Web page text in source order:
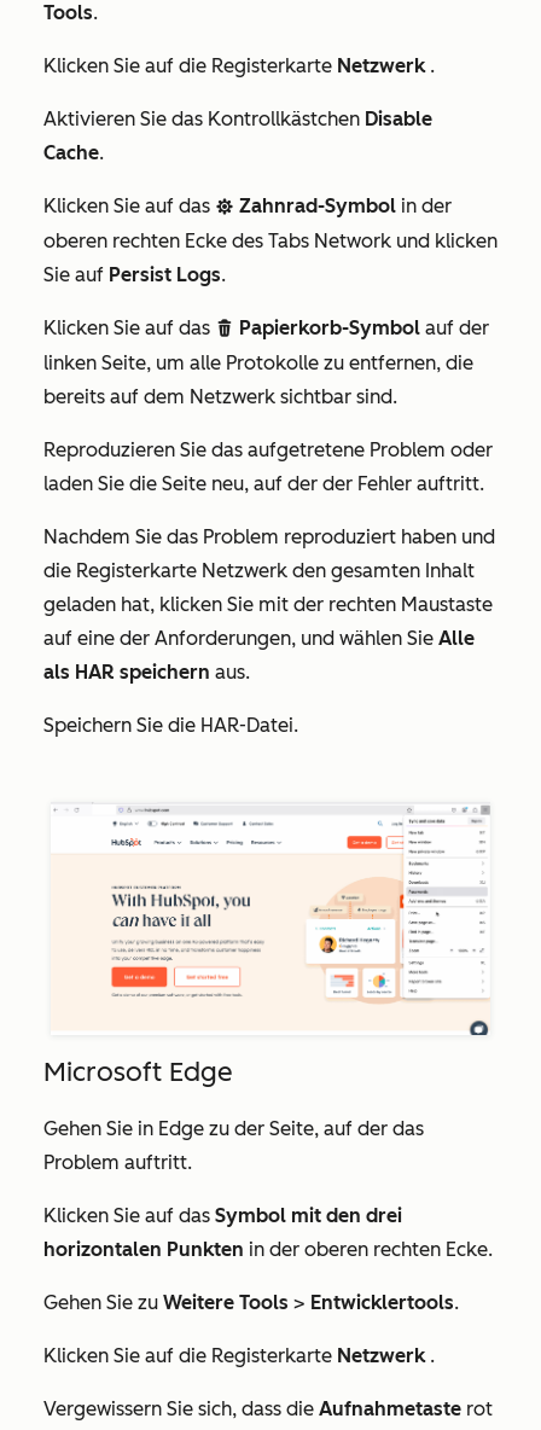
Tools.
Klicken Sie auf die Registerkarte Netzwerk.
Aktivieren Sie das Kontrollkästchen Disable
Cache.
Klicken Sie auf das settings Zahnrad-Symbol in der
oberen rechten Ecke des Tabs Network und klicken
Sie auf Persist Logs.
Klicken Sie auf das delete Papierkorb-Symbol auf der
linken Seite, um alle Protokolle zu entfernen, die
bereits auf dem Netzwerk sichtbar sind.
Reproduzieren Sie das aufgetretene Problem oder
laden Sie die Seite neu, auf der der Fehler auftritt.
Nachdem Sie das Problem reproduziert haben und
die Registerkarte Netzwerk den gesamten Inhalt
geladen hat, klicken Sie mit der rechten Maustaste
auf eine der Anforderungen, und wählen Sie Alle
als HAR speichern aus.
Speichern Sie die HAR-Datei.
Microsoft Edge
Gehen Sie in Edge zu der Seite, auf der das
Problem auftritt.
Klicken Sie auf das Symbol mit den drei
horizontalen Punkten in der oberen rechten Ecke.
Gehen Sie zu Weitere Tools > Entwicklertools.
Klicken Sie auf die Registerkarte Netzwerk.
Vergewissern Sie sich, dass die Aufnahmetaste rot